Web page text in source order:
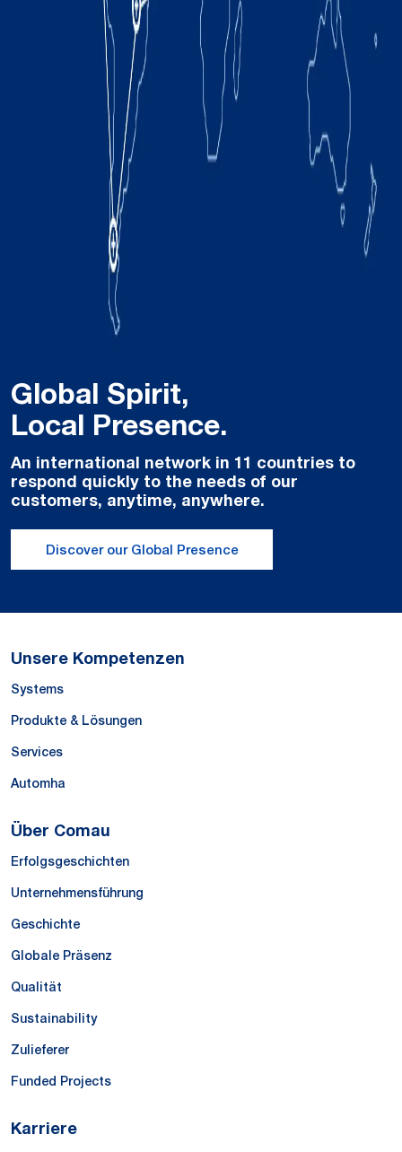
Global Spirit,
Local Presence.
An international network in 11 countries to
respond quickly to the needs of our
customers, anytime, anywhere.
Discover our Global Presence
Unsere Kompetenzen
Systems
Produkte & Lösungen
Services
Automha
Über Comau
Erfolgsgeschichten
Unternehmensführung
Geschichte
Globale Präsenz
Qualität
Sustainability
Zulieferer
Funded Projects
Karriere